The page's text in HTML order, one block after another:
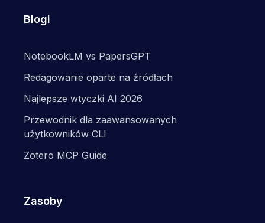
Blogi
NotebookLM vs PapersGPT
Redagowanie oparte na źródłach
Najlepsze wtyczki AI 2026
Przewodnik dla zaawansowanych
użytkowników CLI
Zotero MCP Guide
Zasoby